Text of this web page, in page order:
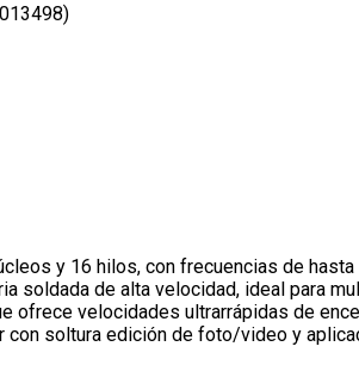
y 16 hilos, con frecuencias de
soldada de alta velocidad, ideal para
ofrece velocidades ultrarrápidas de
con soltura edición de foto/video y